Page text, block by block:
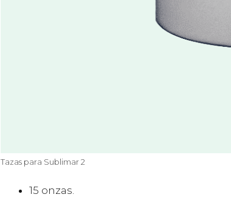
Tazas para Sublimar 2
15 onzas.